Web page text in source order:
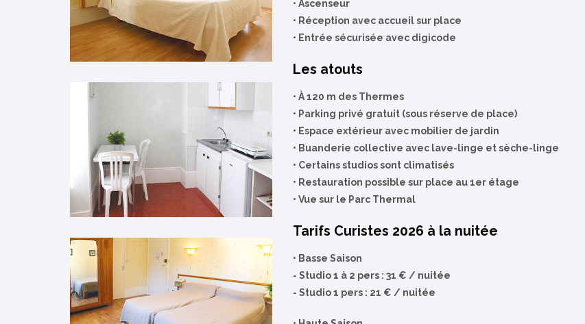
• Ascenseur
• Réception avec accueil sur place
• Entrée sécurisée avec digicode
Les atouts
• À 120 m des Thermes
• Parking privé gratuit (sous réserve de place)
• Espace extérieur avec mobilier de jardin
• Buanderie collective avec lave-linge et sèche-linge
• Certains studios sont climatisés
• Restauration possible sur place au 1er étage
• Vue sur le Parc Thermal
Tarifs Curistes 2026 à la nuitée
• Basse Saison
- Studio 1 à 2 pers : 31 € / nuitée
- Studio 1 pers : 21 € / nuitée